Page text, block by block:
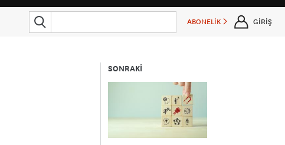
ABONELİK GİRİŞ
SONRAKİ